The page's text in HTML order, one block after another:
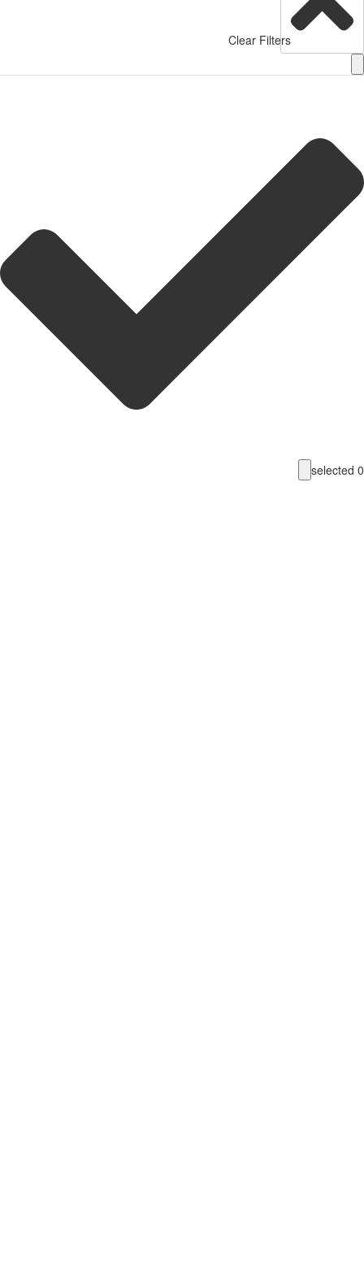
Clear Filters